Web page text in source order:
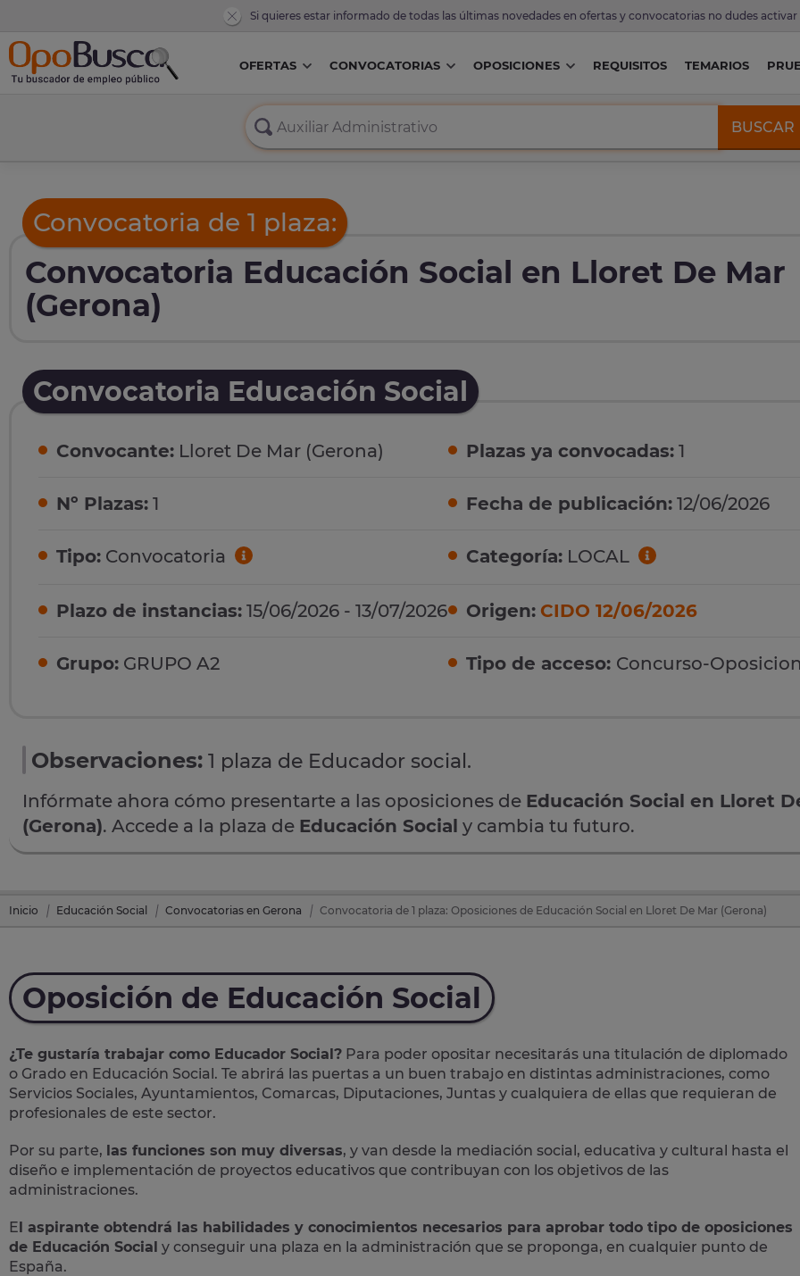
Si quieres estar informado de todas las últimas novedades en ofertas y convocatorias no dudes activar
OFERTAS CONVOCATORIAS OPOSICIONES REQUISITOS TEMARIOS
BUSCAR
Convocatoria de 1 plaza:
Convocatoria Educación Social en Lloret De Mar
(Gerona)
Convocatoria Educación Social
Convocante: Lloret De Mar (Gerona)
Nº Plazas: 1
Tipo: Convocatoria
Plazo de instancias: 15/06/2026 - 13/07/2026
Grupo: GRUPO A2
Plazas ya convocadas: 1
Fecha de publicación: 12/06/2026
Categoría: LOCAL
Origen: CIDO 12/06/2026
Tipo de acceso: Concurso-Oposicion
Observaciones: 1 plaza de Educador social.
Infórmate ahora cómo presentarte a las oposiciones de Educación Social en Lloret
(Gerona). Accede a la plaza de Educación Social y cambia tu futuro.
Inicio Educación Social Convocatorias en Gerona Convocatoria de 1 plaza: Oposiciones de Educación Social en Lloret De Mar (Gerona)
Oposición de Educación Social
¿Te gustaría trabajar como Educador Social? Para poder opositar necesitarás una titulación de diplomado
o Grado en Educación Social. Te abrirá las puertas a un buen trabajo en distintas administraciones, como
Servicios Sociales, Ayuntamientos, Comarcas, Diputaciones, Juntas y cualquiera de ellas que requieran de
profesionales de este sector.
Por su parte, las funciones son muy diversas, y van desde la mediación social, educativa y cultural hasta el
diseño e implementación de proyectos educativos que contribuyan con los objetivos de las
administraciones.
El aspirante obtendrá las habilidades y conocimientos necesarios para aprobar todo tipo de oposiciones
de Educación Social y conseguir una plaza en la administración que se proponga, en cualquier punto de
España.